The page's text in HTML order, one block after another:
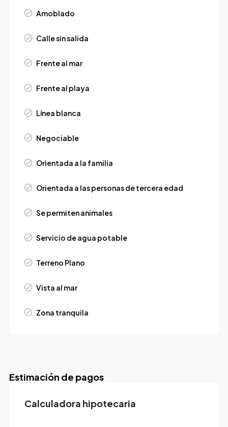
Amoblado
Calle sin salida
Frente al mar
Frente al playa
Línea blanca
Negociable
Orientada a la familia
Orientada a las personas de tercera edad
Se permiten animales
Servicio de agua potable
Terreno Plano
Vista al mar
Zona tranquila
Estimación de pagos
Calculadora hipotecaria